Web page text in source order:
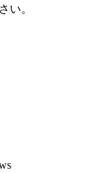
い。